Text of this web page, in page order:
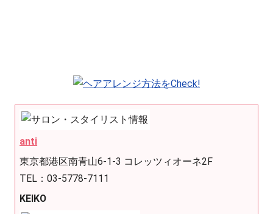
anti
東京都港区南青山6-1-3 コレッツィオーネ2F
TEL：03-5778-7111
KEIKO